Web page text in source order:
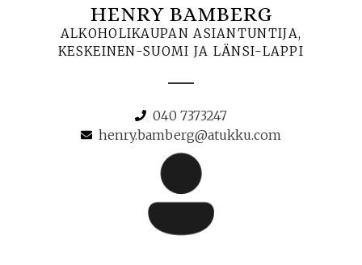
HENRY BAMBERG
ALKOHOLIKAUPAN ASIANTUNTIJA,
KESKEINEN-SUOMI JA LÄNSI-LAPPI
040 7373247
henry.bamberg@atukku.com